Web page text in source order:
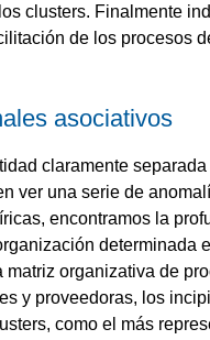
clusters. Finalmente
de los procesos
asociativos
claramente
ver una serie de
encontramos la
determinada
organizativa de
y proveedoras, los
como el más